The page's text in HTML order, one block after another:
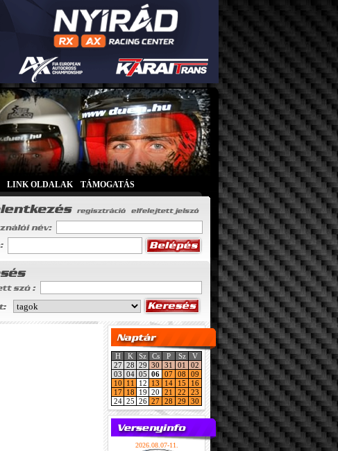
LINK OLDALAK TÁMOGATÁS
H K Sz Cs P Sz
V
27 28 29 30 31 01
02
03 04 05 06 07 08
09
10
11 12 13 14 15
16
17
18 19 20 21 22
23
24 25 26 27 28 29 30
2026.08.07-11.